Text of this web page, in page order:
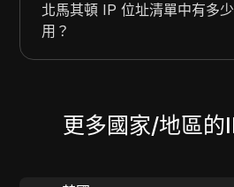
北馬其頓 IP 位址清單中有多
用？
更多國家/地區的